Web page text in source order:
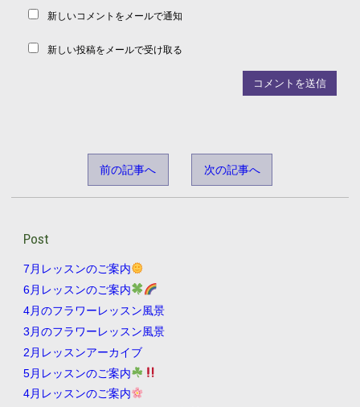
新しいコメントをメールで通知
新しい投稿をメールで受け取る
前の記事へ 次の記事へ
Post
7月レッスンのご案内
6月レッスンのご案内
4月のフラワーレッスン風景
3月のフラワーレッスン風景
2月レッスンアーカイブ
5月レッスンのご案内
4月レッスンのご案内